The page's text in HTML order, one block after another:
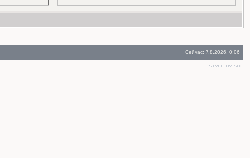
Сейчас: 7.8.2026, 0:06